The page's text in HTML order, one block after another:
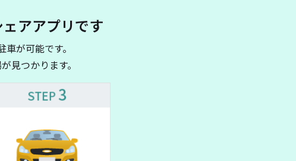
貸出時間 24時間営業
長さ 480cm 以下
多治見駅 駅北駐車場 徒歩4分
アアプリです
が可能です。
見つかります。